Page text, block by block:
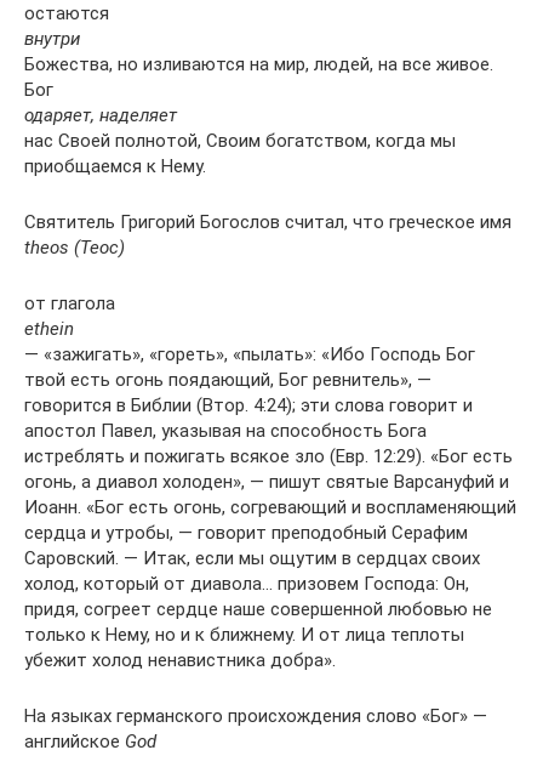
остаются
внутри
Божества, но изливаются на мир, людей, на все живое.
Бог
одаряет, наделяет
нас Своей полнотой, Своим богатством, когда мы
приобщаемся к Нему.
Святитель Григорий Богослов считал, что греческое имя
theos (Теос)
от глагола
ethein
— «зажигать», «гореть», «пылать»: «Ибо Господь Бог
твой есть огонь поядающий, Бог ревнитель», —
говорится в Библии (Втор. 4:24); эти слова говорит и
апостол Павел, указывая на способность Бога
истреблять и пожигать всякое зло (Евр. 12:29). «Бог есть
огонь, а диавол холоден», — пишут святые Варсануфий и
Иоанн. «Бог есть огонь, согревающий и воспламеняющий
сердца и утробы, — говорит преподобный Серафим
Саровский. — Итак, если мы ощутим в сердцах своих
холод, который от диавола… призовем Господа: Он,
придя, согреет сердце наше совершенной любовью не
только к Нему, но и к ближнему. И от лица теплоты
убежит холод ненавистника добра».
На языках германского происхождения слово «Бог» —
английское God